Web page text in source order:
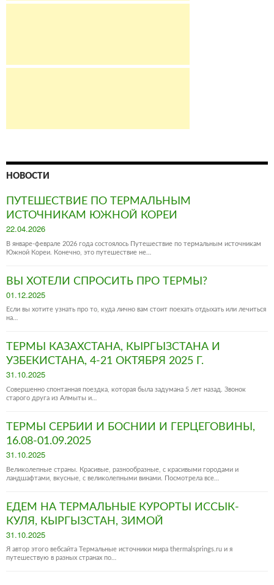
НОВОСТИ
ПУТЕШЕСТВИЕ ПО ТЕРМАЛЬНЫМ
ИСТОЧНИКАМ ЮЖНОЙ КОРЕИ
Posted
on
22.04.2026
В январе-феврале 2026 года состоялось Путешествие по термальным источникам
Южной Кореи. Конечно, это путешествие не…
ВЫ ХОТЕЛИ СПРОСИТЬ ПРО ТЕРМЫ?
Posted
on
01.12.2025
Если вы хотите узнать про то, куда лично вам стоит поехать отдыхать или лечиться
на…
ТЕРМЫ КАЗАХСТАНА, КЫРГЫЗСТАНА И
УЗБЕКИСТАНА, 4-21 ОКТЯБРЯ 2025 Г.
Posted
on
31.10.2025
Совершенно спонтанная поездка, которая была задумана 5 лет назад. Звонок
старого друга из Алмыты и…
ТЕРМЫ СЕРБИИ И БОСНИИ И ГЕРЦЕГОВИНЫ,
16.08-01.09.2025
Posted
on
31.10.2025
Великолепные страны. Красивые, разнообразные, с красивыми городами и
ландшафтами, вкусные, с великолепными винами. Посмотрела все…
ЕДЕМ НА ТЕРМАЛЬНЫЕ КУРОРТЫ ИССЫК-
КУЛЯ, КЫРГЫЗСТАН, ЗИМОЙ
Posted
on
31.10.2025
Я автор этого вебсайта Термальные источники мира thermalsprings.ru и я
путешествую в разных странах по…